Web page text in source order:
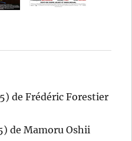
de Frédéric Forestier
de Mamoru Oshii